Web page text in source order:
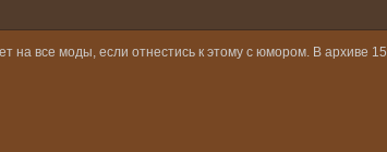
на все моды, если отнестись к этому с юмором. В архиве 15